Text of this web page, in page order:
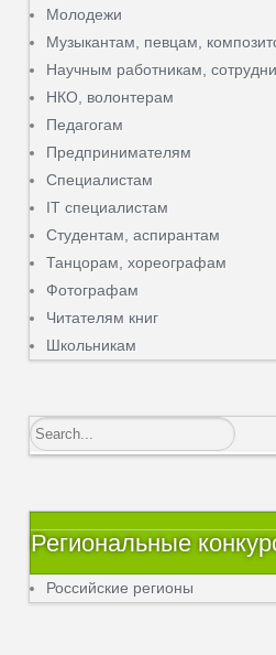
Молодежи
Музыкантам, певцам,
Научным работникам,
НКО, волонтерам
Педагогам
Предпринимателям
Специалистам
IT специалистам
Студентам, аспирантам
Танцорам, хореографам
Фотографам
Читателям книг
Школьникам
Региональные
Российские регионы